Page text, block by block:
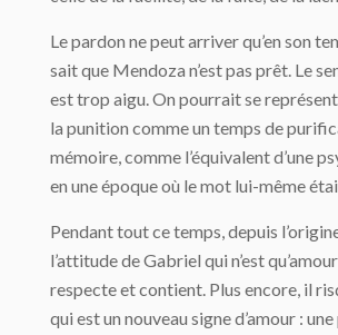
Le pardon ne peut arriver qu’en son
sait que Mendoza n’est pas prêt. Le
est trop aigu. On pourrait se
la punition comme un temps de
mémoire, comme l’équivalent d’une
en une époque où le mot lui-même
Pendant tout ce temps, depuis
l’attitude de Gabriel qui n’est
respecte et contient. Plus encore, il
qui est un nouveau signe d’amour :